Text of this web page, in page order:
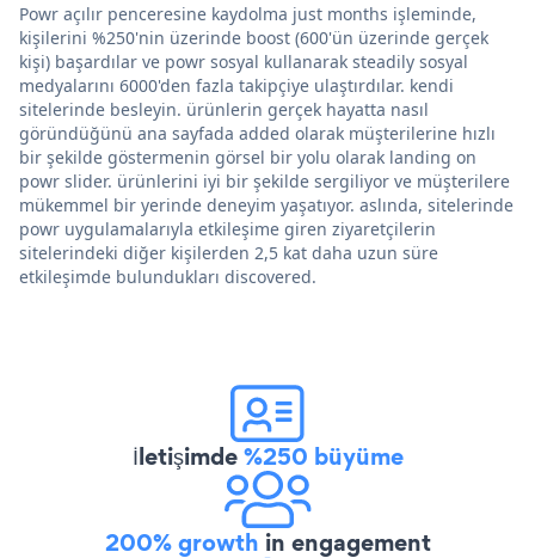
Powr açılır penceresine kaydolma just months işleminde,
kişilerini %250'nin üzerinde boost (600'ün üzerinde gerçek
kişi) başardılar ve powr sosyal kullanarak steadily sosyal
medyalarını 6000'den fazla takipçiye ulaştırdılar. kendi
sitelerinde besleyin. ürünlerin gerçek hayatta nasıl
göründüğünü ana sayfada added olarak müşterilerine hızlı
bir şekilde göstermenin görsel bir yolu olarak landing on
powr slider. ürünlerini iyi bir şekilde sergiliyor ve müşterilere
mükemmel bir yerinde deneyim yaşatıyor. aslında, sitelerinde
powr uygulamalarıyla etkileşime giren ziyaretçilerin
sitelerindeki diğer kişilerden 2,5 kat daha uzun süre
etkileşimde bulundukları discovered.
İletişimde%250 büyüme
200% growth in engagement